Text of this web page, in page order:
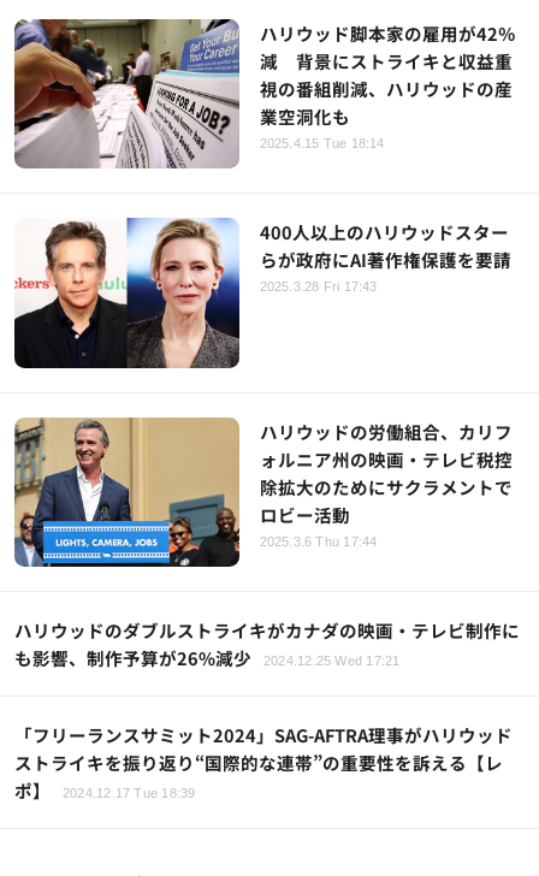
ハリウッド脚本家の雇用が42％
減 背景にストライキと収益重
視の番組削減、ハリウッドの産
業空洞化も
2025.4.15 Tue 18:14
400人以上のハリウッドスター
らが政府にAI著作権保護を要請
2025.3.28 Fri 17:43
ハリウッドの労働組合、カリフ
ォルニア州の映画・テレビ税控
除拡大のためにサクラメントで
ロビー活動
2025.3.6 Thu 17:44
ハリウッドのダブルストライキがカナダの映画・テレビ制作に
も影響、制作予算が26%減少
2024.12.25 Wed 17:21
「フリーランスサミット2024」SAG-AFTRA理事がハリウッド
ストライキを振り返り“国際的な連帯”の重要性を訴える【レ
ポ】
2024.12.17 Tue 18:39